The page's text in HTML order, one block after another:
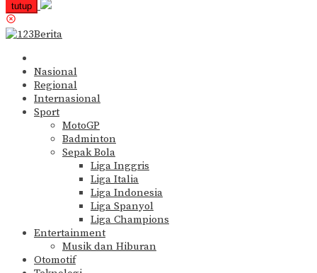
tutup
Nasional
Regional
Internasional
Sport
MotoGP
Badminton
Sepak Bola
Liga Inggris
Liga Italia
Liga Indonesia
Liga Spanyol
Liga Champions
Entertainment
Musik dan Hiburan
Otomotif